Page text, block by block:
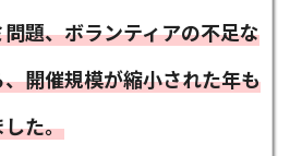
題、ボランティアの不足な
開催規模が縮小された年も
た。